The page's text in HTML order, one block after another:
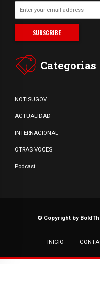
Categorias
NOTISUGOV
ACTUALIDAD
INTERNACIONAL
OTRAS VOCES
Podcast
© Copyright by
INICIO